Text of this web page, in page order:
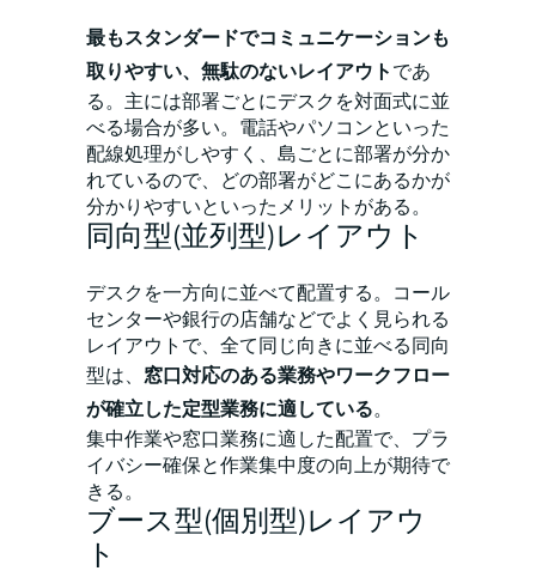
最もスタンダードでコミュニケーションも
取りやすい、無駄のないレイアウトであ
る。主には部署ごとにデスクを対面式に並
べる場合が多い。電話やパソコンといった
配線処理がしやすく、島ごとに部署が分か
れているので、どの部署がどこにあるかが
分かりやすいといったメリットがある。
同向型(並列型)レイアウト
デスクを一方向に並べて配置する。コール
センターや銀行の店舗などでよく見られる
レイアウトで、全て同じ向きに並べる同向
型は、 窓口対応のある業務やワークフロー
が確立した定型業務に適している。
集中作業や窓口業務に適した配置で、プラ
イバシー確保と作業集中度の向上が期待で
きる。
ブース型(個別型)レイアウ
ト